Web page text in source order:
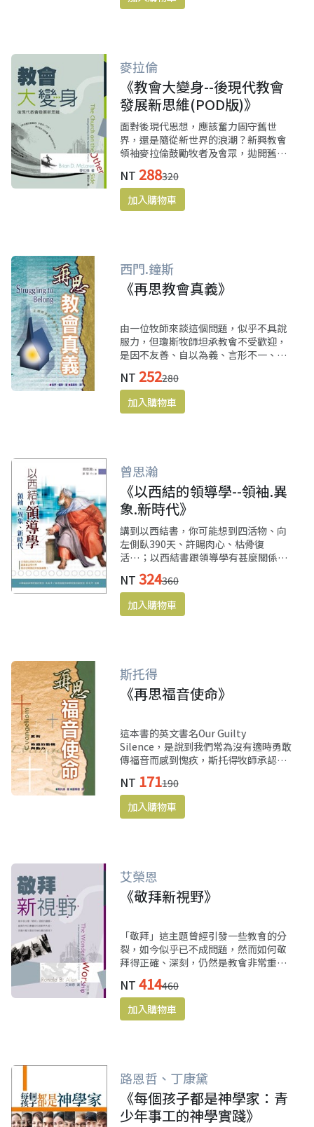
麥拉倫
《教會大變身--後現代教會
發展新思維(POD版)》
面對後現代思想，應該奮力固守舊世
界，還是隨從新世界的浪潮？新興教會
領袖麥拉倫鼓勵牧者及會眾，拋開舊思
維，試著尋得自己教會的新策略，不被
後現代打敗，反而贏得後現代。
NT 288320
西門.鐘斯
《再思教會真義》
由一位牧師來談這個問題，似乎不具說
服力，但瓊斯牧師坦承教會不受歡迎，
是因不友善、自以為義、言形不一、聖
俗二分等，而且教會不是為了讓信徒敬
拜、奉獻、禱告….，而是幫助信徒在世
上活出基督的樣式。 這位具國度胸懷、
又有豐富牧會經驗的牧者，用許多例子
NT 252280
曾思瀚
《以西結的領導學--領袖.異
象.新時代》
講到以西結書，你可能想到四活物、向
左側臥390天、許賜肉心、枯骨復
活…；以西結書跟領導學有甚麼關係？
博學多聞的曾思翰博士，深入淺出地將
以結書中的領導學勾勒出來，充滿新意
與深意。
NT 324360
斯托得
《再思福音使命》
這本書的英文書名Our Guilty
Silence，是說到我們常為沒有適時勇敢
傳福音而感到愧疚，斯托得牧師承認自
聽到「罪」、「罪人」的世代，如何把
握福音的奧秘、重拾傳福音的異象，並
重新投入傳福音的使命，適合全教會一
NT 171190
艾榮恩
《敬拜新視野》
「敬拜」這主題曾經引發一些教會的分
裂，如今似乎已不成問題，然而如何敬
拜得正確、深刻，仍然是教會非常重要
更強調「為何」敬拜，不只教導敬拜的
人，更強調「敬拜誰」。作者是神學教
授，又常主領敬拜，學養兼具，深刻又
NT 414460
路恩哲、丁康黛
《每個孩子都是神學家：青
少年事工的神學實踐》